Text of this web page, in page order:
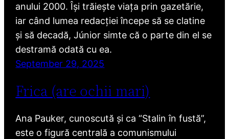
anului 2000. Își trăiește viața prin gazetărie,
iar când lumea redacției începe să se clatine
și să decadă, Júnior simte că o parte din el se
destramă odată cu ea.
September 29, 2025
Frica (are ochii mari)
Ana Pauker, cunoscută și ca “Stalin în fustă”,
este o figură centrală a comunismului